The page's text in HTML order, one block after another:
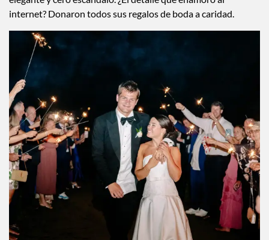
Drake desde séptimo grado y se casaron el 23 de junio de
2025, tras comprometerse en enero. Ha estado a su lado
desde UNC hasta su llegada a la NFL, siempre con un perfil
elegante y cero escándalo. ¿El detalle que enamoró al
internet? Donaron todos sus regalos de boda a caridad.